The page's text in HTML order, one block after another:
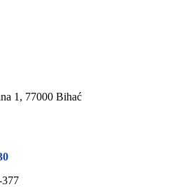
1, 77000 Bihać